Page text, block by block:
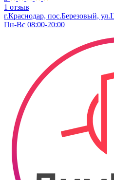
1 отзыв
г.Краснодар, пос.Березовый,
Пн-Вс 08:00-20:00